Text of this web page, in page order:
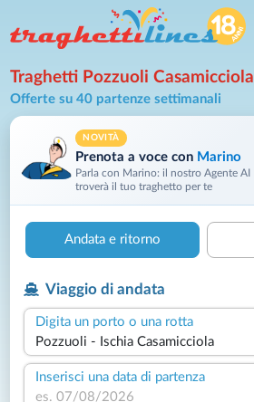
Traghetti Pozzuoli Casamicciola
Offerte su 40 partenze settimanali
NOVITÀ
Prenota a voce con Marino
Parla con Marino: il nostro Agente AI
troverà il tuo traghetto per te
Andata e ritorno
Viaggio di andata
Digita un porto o una rotta
Inserisci una data di partenza